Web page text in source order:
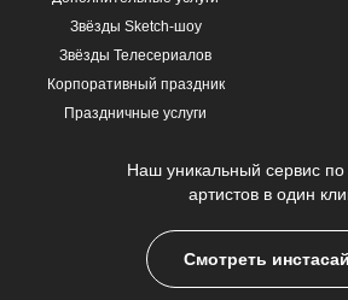
Звёзды Sketch-шоу
Звёзды Телесериалов
Корпоративный праздник
Праздничные услуги
Наш уникальный сервис по
артистов в один
Смотреть